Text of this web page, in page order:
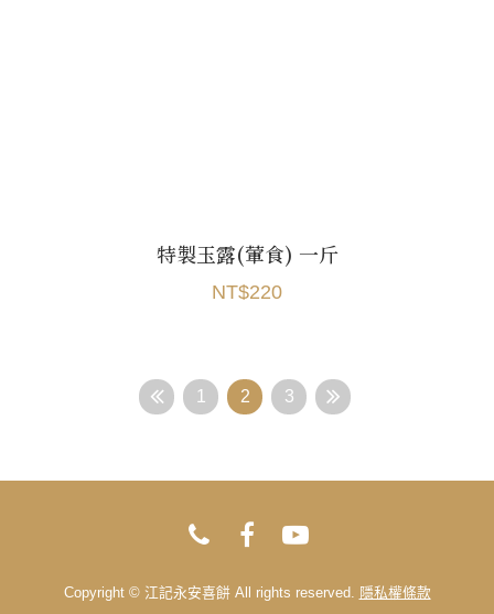
特製玉露(葷食) 一斤
NT$220
1 2 3
Copyright © 江記永安喜餅 All rights reserved. 隱私權條款